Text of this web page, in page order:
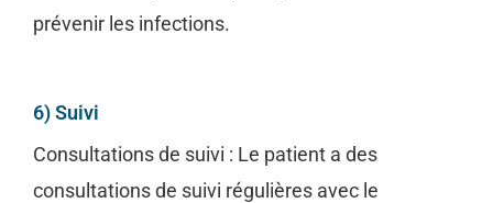
prévenir les infections.
6) Suivi
Consultations de suivi : Le patient a des
consultations de suivi régulières avec le